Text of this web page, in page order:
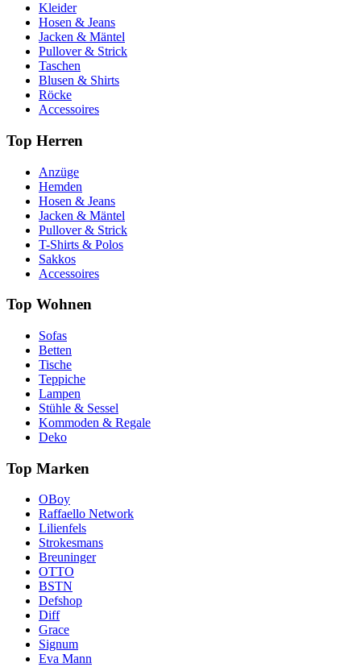
Kleider
Hosen & Jeans
Jacken & Mäntel
Pullover & Strick
Taschen
Blusen & Shirts
Röcke
Accessoires
Top Herren
Anzüge
Hemden
Hosen & Jeans
Jacken & Mäntel
Pullover & Strick
T-Shirts & Polos
Sakkos
Accessoires
Top Wohnen
Sofas
Betten
Tische
Teppiche
Lampen
Stühle & Sessel
Kommoden & Regale
Deko
Top Marken
OBoy
Raffaello Network
Lilienfels
Strokesmans
Breuninger
OTTO
BSTN
Defshop
Diff
Grace
Signum
Eva Mann